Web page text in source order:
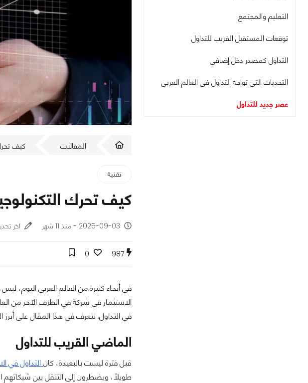
التعليم والمجتمع
توقعات المستقبل القريب للتداول
التداول كمصدر دخل إضافي
التحديات التي تواجه التداول في العالم العربي
عصر جديد للتداول
المقالات كيف
تقنية
كيف تحرك
2025-09-03 - منذ 11 شهر اخر تحديث -
987
0
في أنحاء كثيرة من العالم العربي
الاستثمار في شركة في الطرف الآخر من
في التداول. نتعرف في هذا المقال على أبرز
الماضي القريب للتداول
قبل فترة ليست بالبعيدة، كانالتداول في
طويلاً، ويضطرون إلى التنقل بين